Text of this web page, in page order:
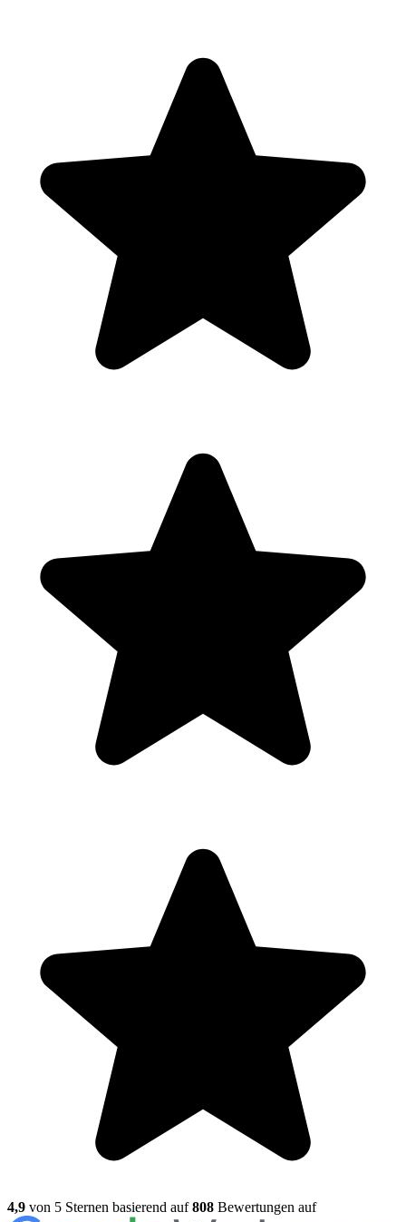
4,9 von 5 Sternen basierend auf808 Bewertungen auf